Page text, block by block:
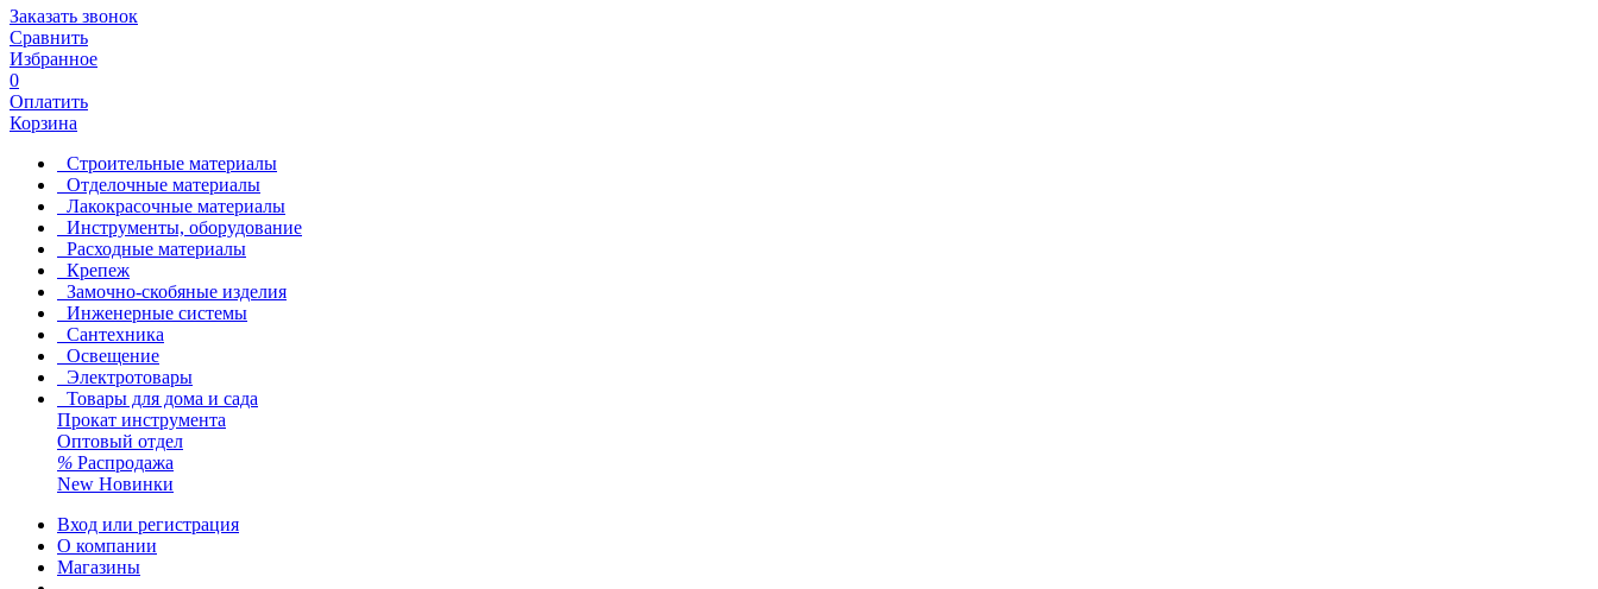
Заказать звонок
Сравнить
Избранное
0
Оплатить
Корзина
Строительные материалы
Отделочные материалы
Лакокрасочные материалы
Инструменты, оборудование
Расходные материалы
Крепеж
Замочно-скобяные изделия
Инженерные системы
Сантехника
Освещение
Электротовары
Товары для дома и сада
Прокат инструмента
Оптовый отдел
% Распродажа
New Новинки
Вход или регистрация
О компании
Магазины